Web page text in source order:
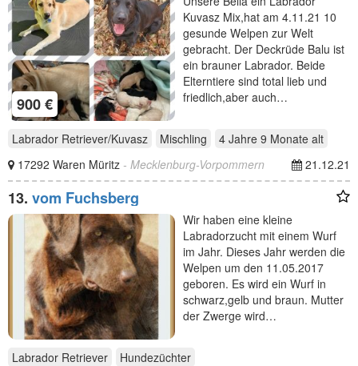
900 €
Kuvasz Mix,hat am 4.11.21 10
gesunde Welpen zur Welt
gebracht. Der Deckrüde Balu ist
ein brauner Labrador. Beide
Elterntiere sind total lieb und
friedlich,aber auch…
Labrador Retriever/Kuvasz Mischling 4 Jahre 9 Monate alt
17292 Waren Müritz - Mecklenburg-Vorpommern 21.12.21
13. vom Fuchsberg
Wir haben eine kleine
Labradorzucht mit einem Wurf
im Jahr. Dieses Jahr werden die
Welpen um den 11.05.2017
geboren. Es wird ein Wurf in
schwarz,gelb und braun. Mutter
der Zwerge wird…
Labrador Retriever
Hundezüchter